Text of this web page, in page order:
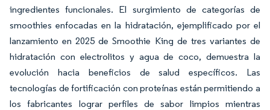
ingredientes funcionales. El surgimiento de categorías de
smoothies enfocadas en la hidratación, ejemplificado por el
lanzamiento en 2025 de Smoothie King de tres variantes de
hidratación con electrolitos y agua de coco, demuestra la
evolución hacia beneficios de salud específicos. Las
tecnologías de fortificación con proteínas están permitiendo a
los fabricantes lograr perfiles de sabor limpios mientras